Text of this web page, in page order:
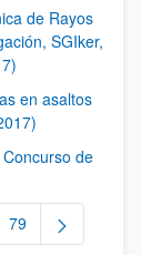
de Rayos
SGIker,
en asaltos
de
desplazarse.
intermedias
Página
79